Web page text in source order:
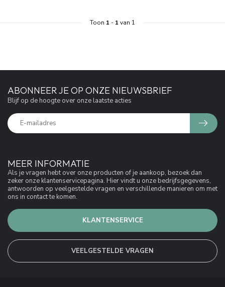
Toon 1 - 1 van 1
MEER INFORMATIE
Als je vragen hebt over onze producten of je aankoop, bezoek dan
zeker onze klantenservicepagina. Hier vindt u onze bedrijfsgegevens,
antwoorden op veelgestelde vragen en verschillende manieren om met
ons in contact te komen.
KLANTENSERVICE
VEELGESTELDE VRAGEN
ABONNEER JE OP ONZE NIEUWSBRIEF
Blijf op de hoogte over onze laatste acties